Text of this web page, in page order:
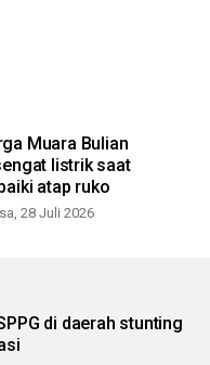
Muara Bulian
listrik saat
atap ruko
28 Juli 2026
di daerah stunting